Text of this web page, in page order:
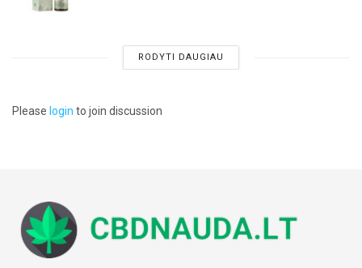
RODYTI DAUGIAU
Please login to join discussion